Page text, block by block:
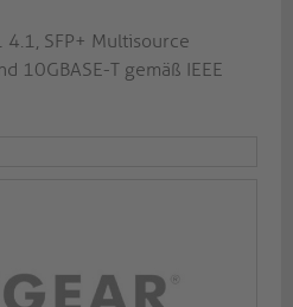
SFP+ Multisource
10GBASE-T gemäß IEEE